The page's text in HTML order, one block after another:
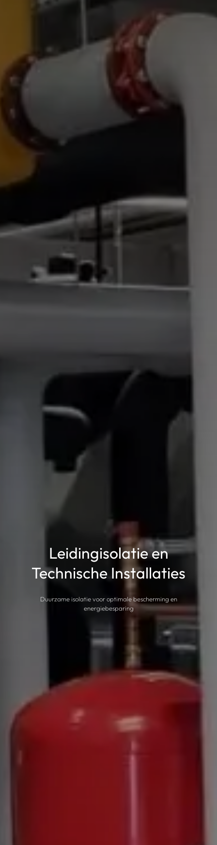
Leidingisolatie en
Technische Installaties
Duurzame isolatie voor optimale bescherming en
energiebesparing